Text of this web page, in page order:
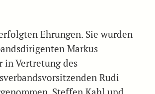
Ehrungen. Sie wurden
Markus
in Vertretung des
Rudi